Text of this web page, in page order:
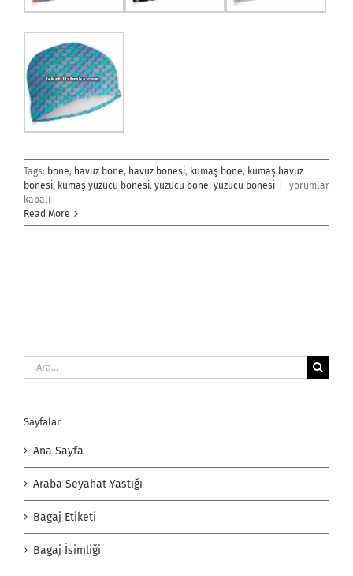
Tags: bone, havuz bone, havuz bonesi, kumaş bone, kumaş havuz
bonesi, kumaş yüzücü bonesi, yüzücü bone, yüzücü bonesi
Havuz
yorumlar
kapalı
Read More
Ara:
Sayfalar
Ana Sayfa
Araba Seyahat Yastığı
Bagaj Etiketi
Bagaj İsimliği